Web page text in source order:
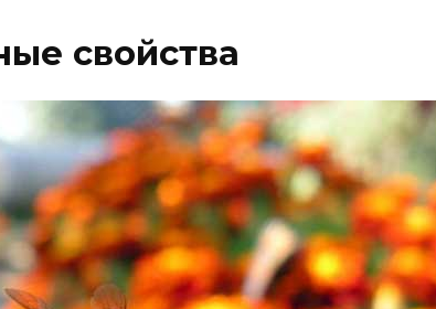
свойства